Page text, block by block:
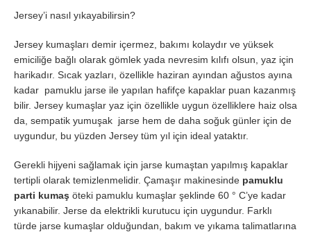
Jersey’i nasıl yıkayabilirsin?
Jersey kumaşları demir içermez, bakımı kolaydır ve yüksek
emiciliğe bağlı olarak gömlek yada nevresim kılıfı olsun, yaz için
harikadır. Sıcak yazları, özellikle haziran ayından ağustos ayına
kadar pamuklu jarse ile yapılan hafifçe kapaklar puan kazanmış
bilir. Jersey kumaşlar yaz için özellikle uygun özelliklere haiz olsa
da, sempatik yumuşak jarse hem de daha soğuk günler için de
uygundur, bu yüzden Jersey tüm yıl için ideal yataktır.
Gerekli hijyeni sağlamak için jarse kumaştan yapılmış kapaklar
tertipli olarak temizlenmelidir. Çamaşır makinesinde pamuklu
parti kumaş öteki pamuklu kumaşlar şeklinde 60 ° C’ye kadar
yıkanabilir. Jerse da elektrikli kurutucu için uygundur. Farklı
türde jarse kumaşlar olduğundan, bakım ve yıkama talimatlarına